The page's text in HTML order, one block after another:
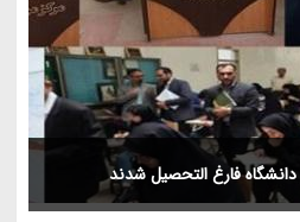
فارغ التحصیل شدند